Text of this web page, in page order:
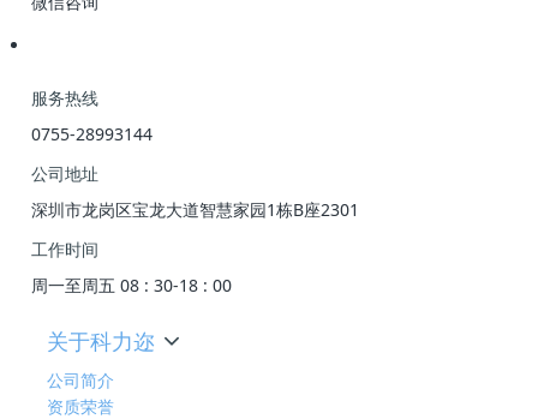
服务热线
0755-28993144
公司地址
深圳市龙岗区宝龙大道智慧家园1栋B座2301
工作时间
周一至周五 08 : 30-18 : 00
关于科力迩
公司简介
资质荣誉